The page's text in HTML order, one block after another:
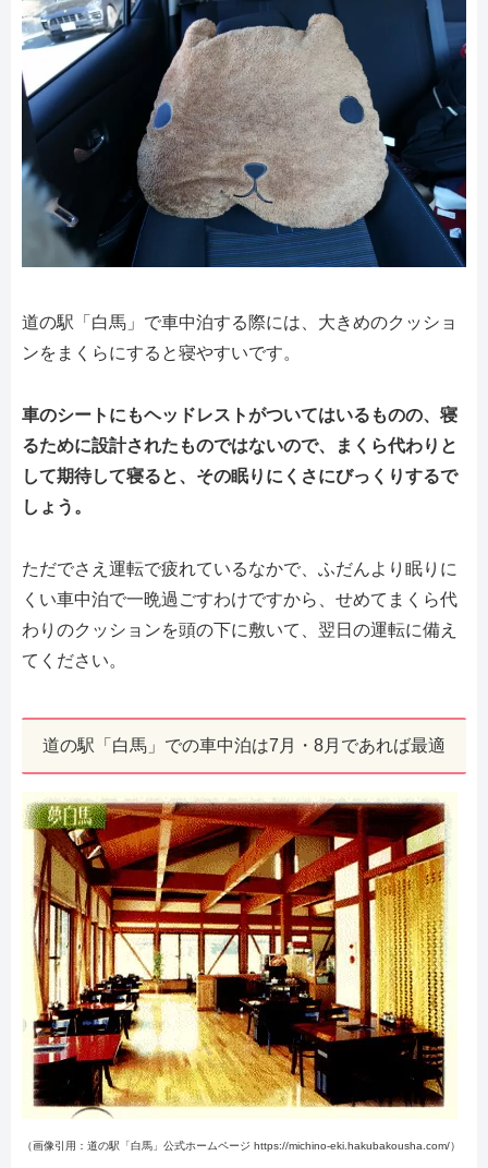
道の駅「白馬」で車中泊する際には、大きめのクッショ
ンをまくらにすると寝やすいです。
車のシートにもヘッドレストがついてはいるものの、寝
るために設計されたものではないので、まくら代わりと
して期待して寝ると、その眠りにくさにびっくりするで
しょう。
ただでさえ運転で疲れているなかで、ふだんより眠りに
くい車中泊で一晩過ごすわけですから、せめてまくら代
わりのクッションを頭の下に敷いて、翌日の運転に備え
てください。
道の駅「白馬」での車中泊は7月・8月であれば最適
（画像引用：道の駅「白馬」公式ホームページ https://michino-eki.hakubakousha.com/）